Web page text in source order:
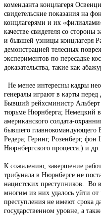
коменданта концлагеря
свидетельские показания на
концлагерями и их
качестве свидетеля со
и бывшей узницы концлагеря
демонстрацией телесных
экспериментов по пересадке
доказательства, такие как
Не менее интересны кадры
генералы играют в карты перед
Бывший рейхсминистр
тюрьме Нюрнберга; Немецкий
американского солдата-
бывшего главнокомандующего
Редера; Геринг, Розенберг,
Нюрнбергского процесса.) и др.
К сожалению, завершение
трибунала в Нюрнберге не
нацистских преступников. Во
многим из них удалось уйти
преступления не имеют срока
государственном уровне, а